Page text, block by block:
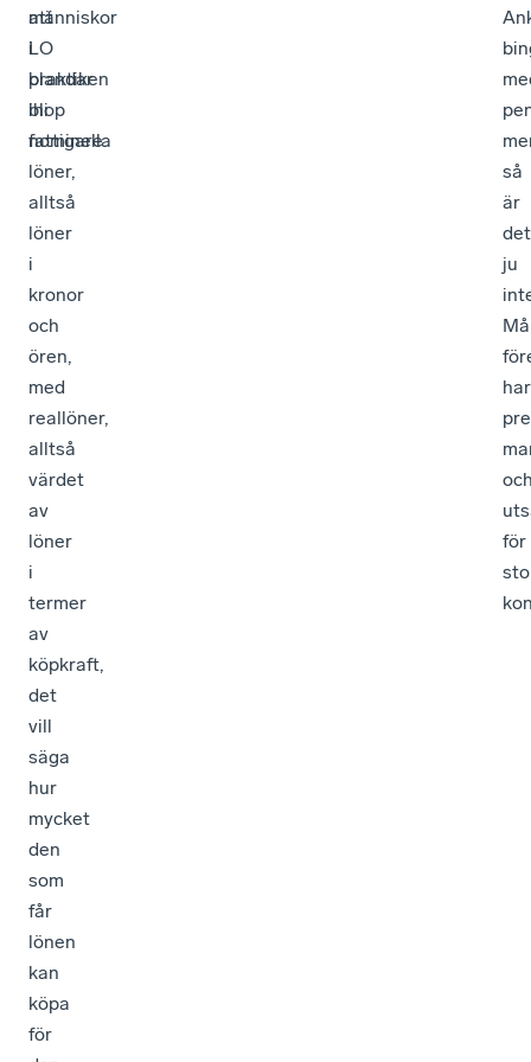
människor
i
praktiken
bli
fattigare.
att
LO
blandar
ihop
nominella
löner,
alltså
löner
i
kronor
och
ören,
med
reallöner,
alltså
värdet
av
löner
i
termer
av
köpkraft,
det
vill
säga
hur
mycket
den
som
får
lönen
kan
köpa
för
så
är
det
ju
har
för